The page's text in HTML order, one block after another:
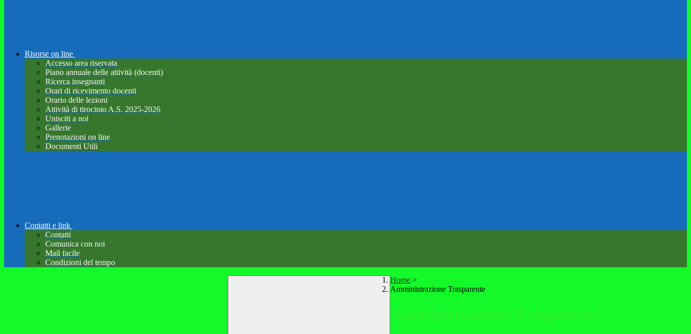
Risorse on line
Accesso area riservata
Piano annuale delle attività (docenti)
Ricerca insegnanti
Orari di ricevimento docenti
Orario delle lezioni
Attività di tirocinio A.S. 2025-2026
Unisciti a noi
Gallerie
Prenotazioni on line
Documenti Utili
Contatti e link
Contatti
Comunica con noi
Mail facile
Condizioni del tempo
Home >
Amministrazione Trasparente
Amministrazione Trasparente